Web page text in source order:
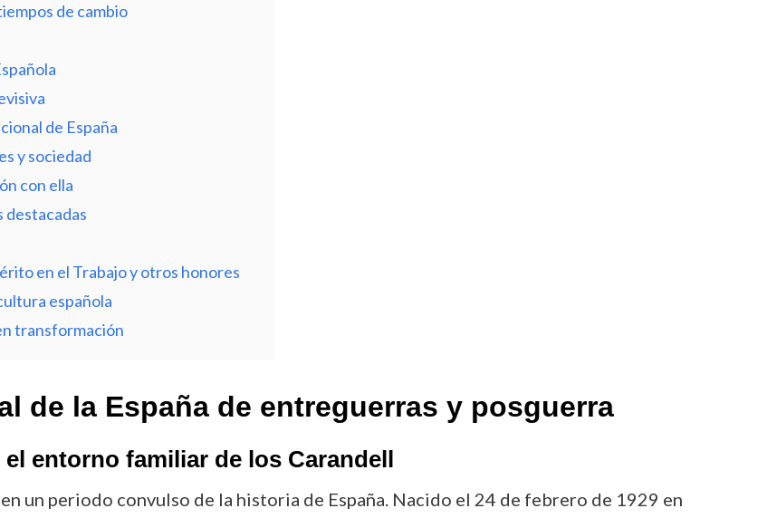
de cambio
de España
y sociedad
con ella
destacadas
en el Trabajo y otros honores
española
transformación
de la España de entreguerras y posguerra
entorno familiar de los Carandell
un periodo convulso de la historia de España. Nacido el 24 de febrero de 1929 en